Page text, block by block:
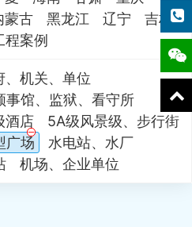
蒙古 黑龙江 辽宁
吉林
程案例
、机关、单位
事馆、监狱、看守所
酒店
5A级风景级、步行街
广场
水电站、水厂
机场、企业单位